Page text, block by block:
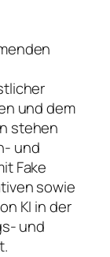
und dem
stehen
und
Fake
sowie
KI in der
und